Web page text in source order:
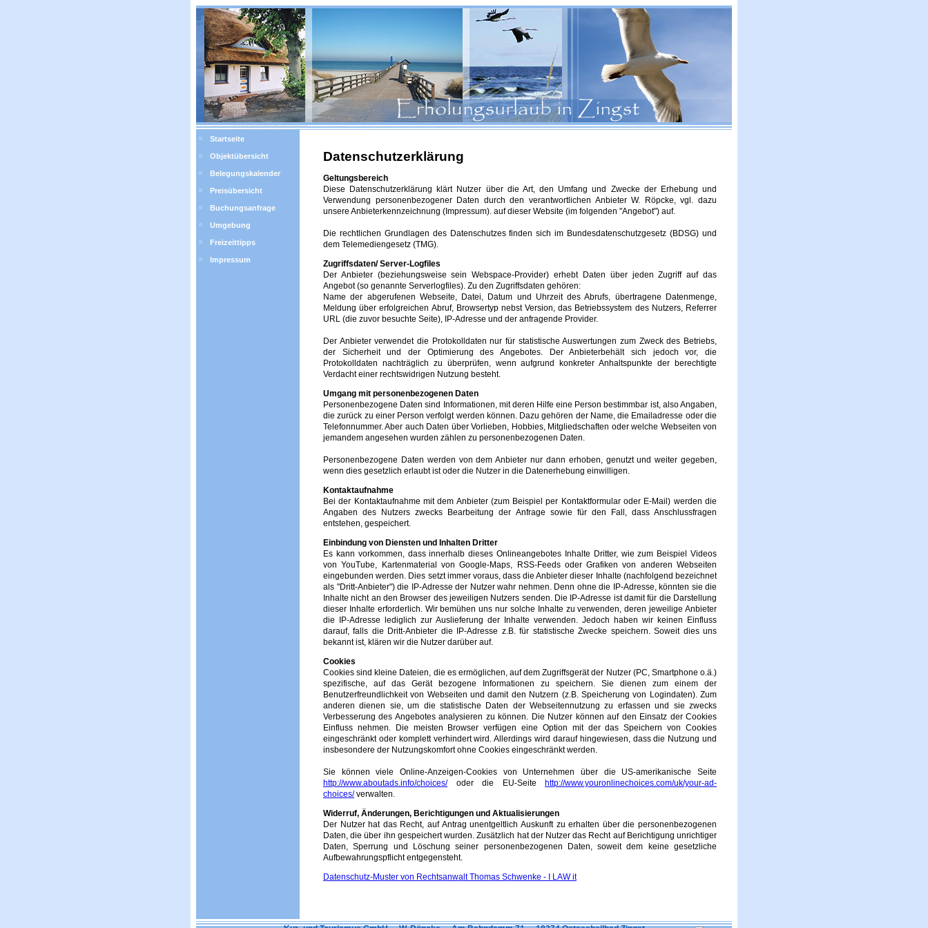
Startseite
Objektübersicht
Belegungskalender
Preisübersicht
Buchungsanfrage
Umgebung
Freizeittipps
Impressum
Datenschutzerklärung
Geltungsbereich
Diese Datenschutzerklärung klärt Nutzer über die Art, den Umfang und Zwecke der Erhebung und
Verwendung personenbezogener Daten durch den verantwortlichen Anbieter W. Röpcke, vgl. dazu
unsere Anbieterkennzeichnung (Impressum). auf dieser Website (im folgenden "Angebot") auf.
Die rechtlichen Grundlagen des Datenschutzes finden sich im Bundesdatenschutzgesetz (BDSG) und
dem Telemediengesetz (TMG).
Zugriffsdaten/ Server-Logfiles
Der Anbieter (beziehungsweise sein Webspace-Provider) erhebt Daten über jeden Zugriff auf das
Angebot (so genannte Serverlogfiles). Zu den Zugriffsdaten gehören:
Name der abgerufenen Webseite, Datei, Datum und Uhrzeit des Abrufs, übertragene Datenmenge,
Meldung über erfolgreichen Abruf, Browsertyp nebst Version, das Betriebssystem des Nutzers, Referrer
URL (die zuvor besuchte Seite), IP-Adresse und der anfragende Provider.
Der Anbieter verwendet die Protokolldaten nur für statistische Auswertungen zum Zweck des Betriebs,
der Sicherheit und der Optimierung des Angebotes. Der Anbieterbehält sich jedoch vor, die
Protokolldaten nachträglich zu überprüfen, wenn aufgrund konkreter Anhaltspunkte der berechtigte
Verdacht einer rechtswidrigen Nutzung besteht.
Umgang mit personenbezogenen Daten
Personenbezogene Daten sind Informationen, mit deren Hilfe eine Person bestimmbar ist, also Angaben,
die zurück zu einer Person verfolgt werden können. Dazu gehören der Name, die Emailadresse oder die
Telefonnummer. Aber auch Daten über Vorlieben, Hobbies, Mitgliedschaften oder welche Webseiten von
jemandem angesehen wurden zählen zu personenbezogenen Daten.
Personenbezogene Daten werden von dem Anbieter nur dann erhoben, genutzt und weiter gegeben,
wenn dies gesetzlich erlaubt ist oder die Nutzer in die Datenerhebung einwilligen.
Kontaktaufnahme
Bei der Kontaktaufnahme mit dem Anbieter (zum Beispiel per Kontaktformular oder E-Mail) werden die
Angaben des Nutzers zwecks Bearbeitung der Anfrage sowie für den Fall, dass Anschlussfragen
entstehen, gespeichert.
Einbindung von Diensten und Inhalten Dritter
Es kann vorkommen, dass innerhalb dieses Onlineangebotes Inhalte Dritter, wie zum Beispiel Videos
von YouTube, Kartenmaterial von Google-Maps, RSS-Feeds oder Grafiken von anderen Webseiten
eingebunden werden. Dies setzt immer voraus, dass die Anbieter dieser Inhalte (nachfolgend bezeichnet
als "Dritt-Anbieter") die IP-Adresse der Nutzer wahr nehmen. Denn ohne die IP-Adresse, könnten sie die
Inhalte nicht an den Browser des jeweiligen Nutzers senden. Die IP-Adresse ist damit für die Darstellung
dieser Inhalte erforderlich. Wir bemühen uns nur solche Inhalte zu verwenden, deren jeweilige Anbieter
die IP-Adresse lediglich zur Auslieferung der Inhalte verwenden. Jedoch haben wir keinen Einfluss
darauf, falls die Dritt-Anbieter die IP-Adresse z.B. für statistische Zwecke speichern. Soweit dies uns
bekannt ist, klären wir die Nutzer darüber auf.
Cookies
Cookies sind kleine Dateien, die es ermöglichen, auf dem Zugriffsgerät der Nutzer (PC, Smartphone o.ä.)
spezifische, auf das Gerät bezogene Informationen zu speichern. Sie dienen zum einem der
Benutzerfreundlichkeit von Webseiten und damit den Nutzern (z.B. Speicherung von Logindaten). Zum
anderen dienen sie, um die statistische Daten der Webseitennutzung zu erfassen und sie zwecks
Verbesserung des Angebotes analysieren zu können. Die Nutzer können auf den Einsatz der Cookies
Einfluss nehmen. Die meisten Browser verfügen eine Option mit der das Speichern von Cookies
eingeschränkt oder komplett verhindert wird. Allerdings wird darauf hingewiesen, dass die Nutzung und
insbesondere der Nutzungskomfort ohne Cookies eingeschränkt werden.
Sie können viele Online-Anzeigen-Cookies von Unternehmen über die US-amerikanische Seite
http://www.aboutads.info/choices/oder die EU-Seite http://www.youronlinechoices.com/uk/your-ad-
choices/verwalten.
Widerruf, Änderungen, Berichtigungen und Aktualisierungen
Der Nutzer hat das Recht, auf Antrag unentgeltlich Auskunft zu erhalten über die personenbezogenen
Daten, die über ihn gespeichert wurden. Zusätzlich hat der Nutzer das Recht auf Berichtigung unrichtiger
Daten, Sperrung und Löschung seiner personenbezogenen Daten, soweit dem keine gesetzliche
Aufbewahrungspflicht entgegensteht.
Datenschutz-Muster von Rechtsanwalt Thomas Schwenke - I LAW it